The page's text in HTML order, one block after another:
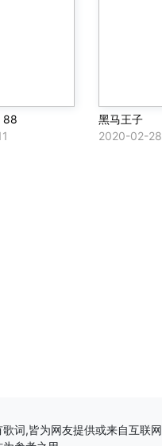
88
黑马王子
2020-02-28
词,皆为网友提供或来自互联网